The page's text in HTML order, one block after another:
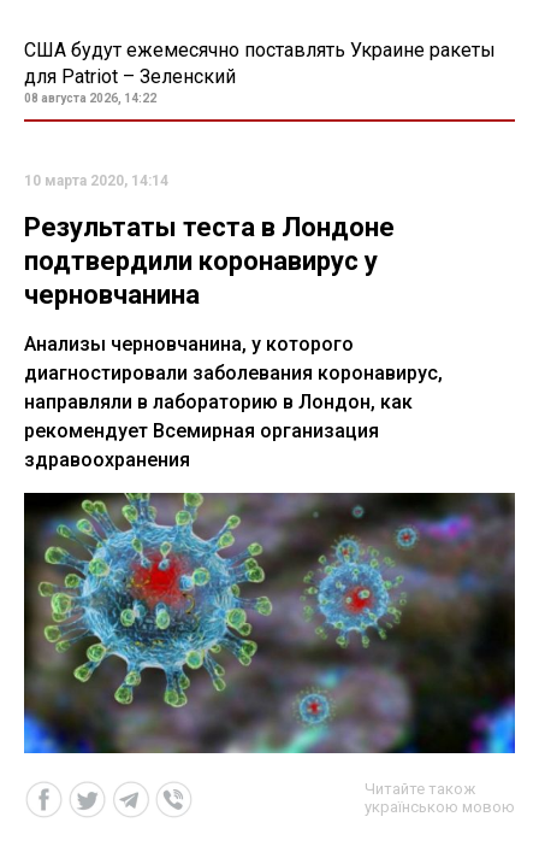
США будут ежемесячно поставлять Украине ракеты
для Patriot – Зеленский
08 августа 2026, 14:22
10 марта 2020, 14:14
Результаты теста в Лондоне
подтвердили коронавирус у
черновчанина
Анализы черновчанина, у которого
диагностировали заболевания коронавирус,
направляли в лабораторию в Лондон, как
рекомендует Всемирная организация
здравоохранения
Читайте також
українською мовою